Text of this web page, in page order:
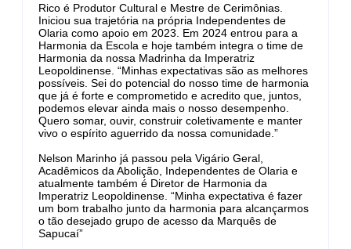
Rico é Produtor Cultural e Mestre de Cerimônias.
Iniciou sua trajetória na própria Independentes de
Olaria como apoio em 2023. Em 2024 entrou para a
Harmonia da Escola e hoje também integra o time de
Harmonia da nossa Madrinha da Imperatriz
Leopoldinense. “Minhas expectativas são as melhores
possíveis. Sei do potencial do nosso time de harmonia
que já é forte e comprometido e acredito que, juntos,
podemos elevar ainda mais o nosso desempenho.
Quero somar, ouvir, construir coletivamente e manter
vivo o espírito aguerrido da nossa comunidade.”
Nelson Marinho já passou pela Vigário Geral,
Acadêmicos da Abolição, Independentes de Olaria e
atualmente também é Diretor de Harmonia da
Imperatriz Leopoldinense. “Minha expectativa é fazer
um bom trabalho junto da harmonia para alcançarmos
o tão desejado grupo de acesso da Marquês de
Sapucaí”